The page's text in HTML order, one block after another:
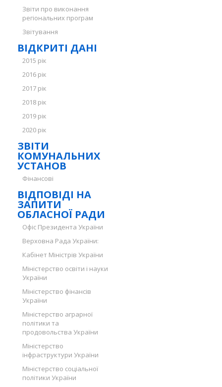
Звіти про виконання
регіональних програм
Звітування
ВІДКРИТІ ДАНІ
2015 рік
2016 рік
2017 рік
2018 рік
2019 рік
2020 рік
ЗВІТИ
КОМУНАЛЬНИХ
УСТАНОВ
Фінансові
ВІДПОВІДІ НА
ЗАПИТИ
ОБЛАСНОЇ РАДИ
Офіс Президента України
Верховна Рада України:
Кабінет Міністрів України
Міністерство освіти і науки
України
Міністерство фінансів
України
Міністерство аграрної
політики та
продовольства України
Міністерство
інфраструктури України
Міністерство соціальної
політики України